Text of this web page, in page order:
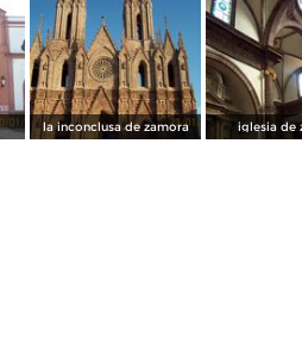
la inconclusa de zamora iglesia de